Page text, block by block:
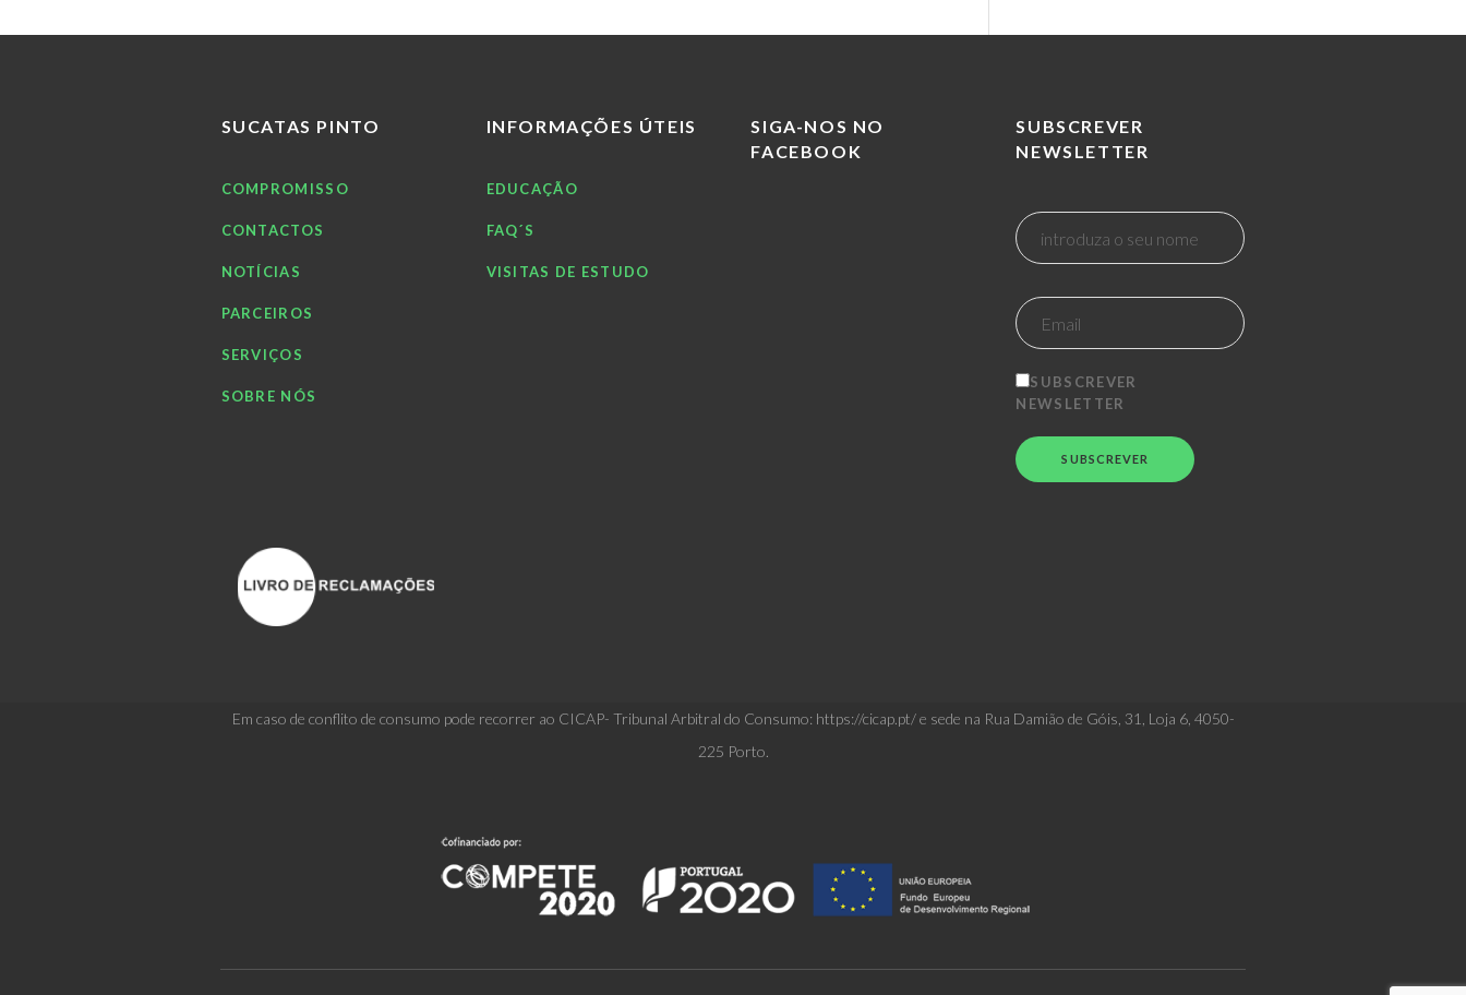
SUCATAS PINTO
COMPROMISSO
CONTACTOS
NOTÍCIAS
PARCEIROS
SERVIÇOS
SOBRE NÓS
INFORMAÇÕES ÚTEIS
EDUCAÇÃO
FAQ´S
VISITAS DE ESTUDO
SIGA-NOS NO
FACEBOOK
SUBSCREVER
NEWSLETTER
SUBSCREVER
NEWSLETTER
Em caso de conflito de consumo pode recorrer ao CICAP- Tribunal Arbitral do Consumo: https://cicap.pt/ e sede na Rua Damião de Góis, 31, Loja 6, 4050-
225 Porto.